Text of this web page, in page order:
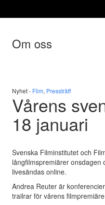
Om oss
Nyhet - Film, Pressträff
Vårens
18 januari
Svenska Filminstitutet och
långfilmspremiärer onsdagen
livesändas online.
Andrea Reuter är
trailrar för vårens